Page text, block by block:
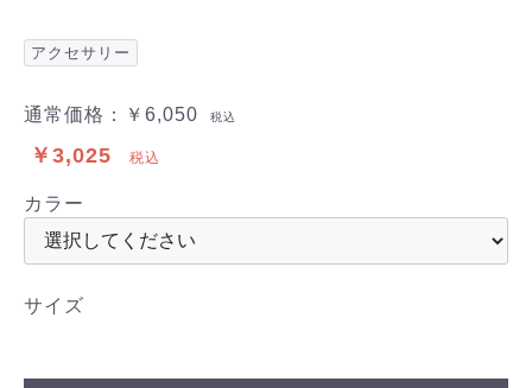
アクセサリー
通常価格： ￥6,050 税込
￥3,025 税込
カラー
サイズ